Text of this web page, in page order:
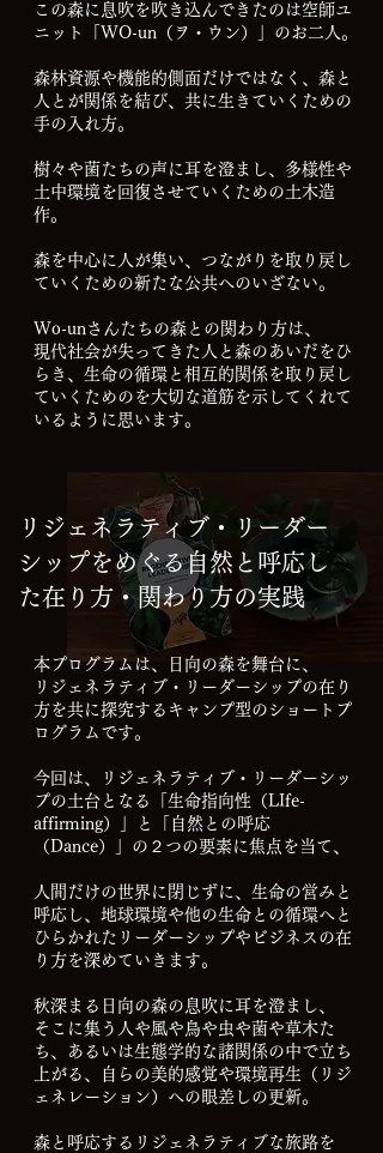
この森に息吹を吹き込んできたのは空師ユ
ニット「WO-un（ヲ・ウン）」のお二人。
森林資源や機能的側面だけではなく、 森と
人とが関係を結び、共に生きていくための
手の入れ方。
樹々や菌たちの声に耳を澄まし、 多様性や
土中環境を回復させていくための土木造
作。
森を中心に人が集い、 つながりを取り戻し
ていくための新たな公共へのいざない。
Wo-unさんたちの森との関わり方は、
現代社会が失ってきた人と森のあいだをひ
らき、 生命の循環と相互的関係を取り戻し
ていくためのを大切な道筋を示してくれて
いるように思います。
本プログラムは、日向の森を舞台に、
リジェネラティブ・リーダーシップの在り
方を共に探究する キャンプ型のショートプ
ログラムです。
今回は、リジェネラティブ・リーダーシッ
プの土台となる「生命指向性（LIfe-
affirming）」と「自然との呼応
（Dance）」の２つの要素に焦点を当て、
人間だけの世界に閉じずに、生命の営みと
呼応し、地球環境や他の生命との循環へと
ひらかれたリーダーシップやビジネスの在
り方を深めていきます。
秋深まる日向の森の息吹に耳を澄まし、
そこに集う人や風や鳥や虫や菌や草木た
ち、あるいは生態学的な諸関係の中で立ち
上がる、自らの美的感覚や環境再生（リジ
ェネレーション）への眼差しの更新。
森と呼応するリジェネラティブな旅路を
リジェネラティブ・リーダー
シップをめぐる自然と呼応し
た在り方・関わり方の実践